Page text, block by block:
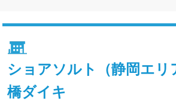
ショアソルト（静岡エ
橋ダイキ